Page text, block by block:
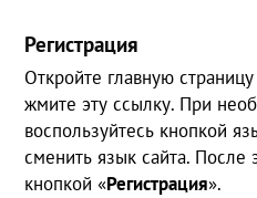
Регистрация
Откройте главную
жмите эту ссылку. При
воспользуйтесь кнопкой
сменить язык сайта. После
кнопкой «Регистрация».